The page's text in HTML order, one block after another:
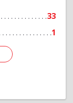
33
1